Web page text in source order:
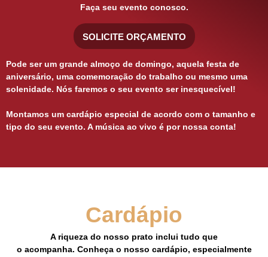
Faça seu evento conosco.
SOLICITE ORÇAMENTO
Pode ser um grande almoço de domingo, aquela festa de
aniversário, uma comemoração do trabalho ou mesmo uma
solenidade. Nós faremos o seu evento ser inesquecível!
Montamos um cardápio especial de acordo com o tamanho e
tipo do seu evento. A música ao vivo é por nossa conta!
Cardápio
A riqueza do nosso prato inclui tudo que
o acompanha. Conheça o nosso cardápio, especialmente